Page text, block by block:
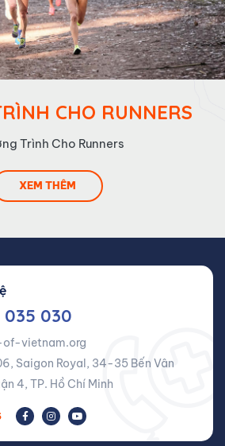
CHO RUNNERS
Trình Cho Runners
XEM THÊM
035 030
vietnam.org
Saigon Royal, 34-35 Bến Vân
4, TP. Hồ Chí Minh